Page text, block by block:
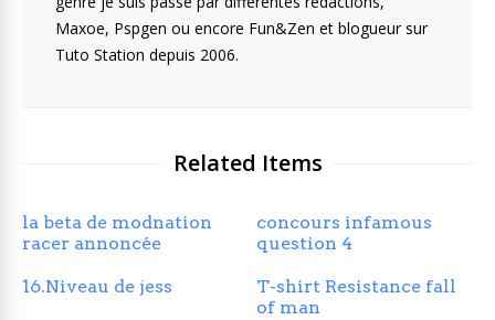
Maxoe, Pspgen ou encore Fun&Zen et blogueur sur
Tuto Station depuis 2006.
Related Items
la beta de modnation
racer annoncée
concours infamous
question 4
16.Niveau de jess
T-shirt Resistance fall
of man